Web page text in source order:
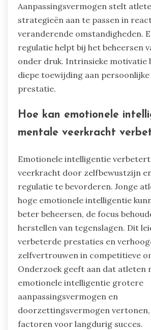
Aanpassingsvermogen stelt
strategieën aan te passen in
veranderende omstandigheden.
regulatie helpt bij het beheersen
onder druk. Intrinsieke motivatie
diepe toewijding aan
prestatie.
Hoe kan emotionele
mentale veerkracht
Emotionele intelligentie
veerkracht door zelfbewustzijn
regulatie te bevorderen. Jonge
hoge emotionele intelligentie
beter beheersen, de focus
herstellen van tegenslagen. Dit
verbeterde prestaties en
zelfvertrouwen in competitieve
Onderzoek geeft aan dat atleten
emotionele intelligentie grotere
aanpassingsvermogen en
doorzettingsvermogen
factoren voor langdurig succes.